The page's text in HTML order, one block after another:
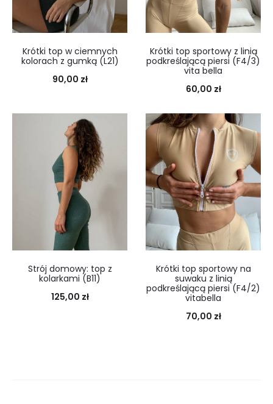
Krótki top w ciemnych
kolorach z gumką (L21)
90,00 zł
Krótki top sportowy z linią
podkreślającą piersi (F4/3)
vita bella
60,00 zł
Strój domowy: top z
kolarkami (B11)
125,00 zł
Krótki top sportowy na
suwaku z linią
podkreślającą piersi (F4/2)
vitabella
70,00 zł